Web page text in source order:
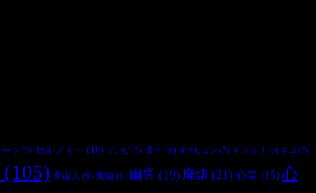
ーツ (7) セルフィー (10) ゾンビ (7) タイ (9) タマヒュン (7) ドッキリ (8) ネコ (7)
(105) 宇宙人 (9) 実験 (9) 幽霊 (19) 廃墟 (21) 心霊 (15) 心